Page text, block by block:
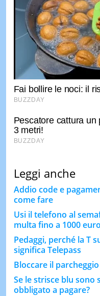
Leggi anche
Addio code e
come fare
Usi il telefono al
multa fino a 1000 euro
Pedaggi, perché la T
significa Telepass
Bloccare il
Se le strisce blu sono
obbligato a pagare?